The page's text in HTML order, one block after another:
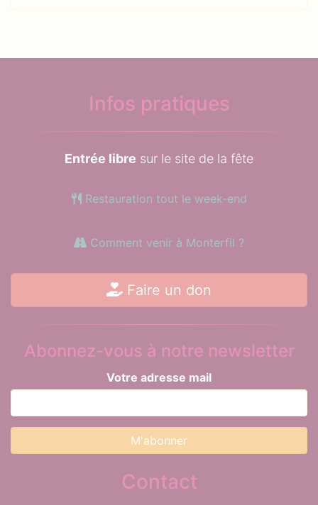
Infos pratiques
Entrée libre sur le site de la fête
Restauration tout le week-end
Comment venir à Monterfil ?
Faire un don
Abonnez-vous à notre newsletter
Votre adresse mail
Contact